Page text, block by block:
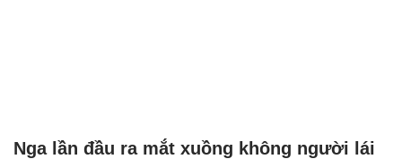
Nga lần đầu ra mắt xuồng không người lái